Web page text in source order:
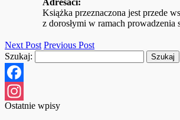
Adresaci:
Książka przeznaczona jest przede
z dorosłymi w ramach prowadzenia
Next Post Previous Post
Szukaj:
Facebook
Instagram
Ostatnie wpisy